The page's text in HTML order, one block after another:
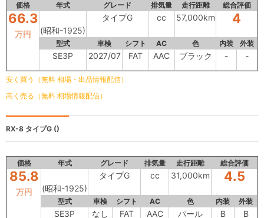
価格 年式 グレード 排気量 走行距離 総合評価
66.3
万円 (昭和-1925)
タイプG cc 57,000km 4
型式 車検 シフト AC 色 内装 外装
SE3P 2027/07 FAT AAC ブラック - -
安く買う（無料 相場・出品情報配信）
高く売る（無料 相場情報配信）
RX-8 タイプG ()
価格 年式 グレード 排気量 走行距離 総合評価
85.8
万円 (昭和-1925)
タイプG cc 31,000km 4.5
型式 車検 シフト AC 色 内装 外装
SE3P なし FAT AAC パール B B